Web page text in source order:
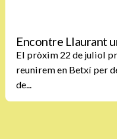
Encontre Llaurant
El pròxim 22 de juliol
reunirem en Betxí per
de...